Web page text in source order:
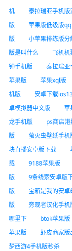
机
泰拉瑞亚手机版
版
苹果版低级版qq
版
小苹果排练版分
版是叫什么
飞机机
钟手机版
泰拉瑞亚
苹果版
苹果xql版
机版
安卓下载
卓模拟器中文版
苹
龙手机版
ps商店
版
萤火虫壁纸手机
块直播安卓版下载
载
9188苹果版
版
9条线索安卓版
版
宝箱是我的安卓
版
旁观者汉化手机
哪里下
btok苹果版
苹果版
虾皮商家版
梦西游4手机版秒杀